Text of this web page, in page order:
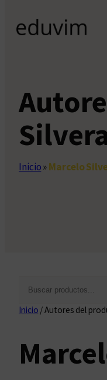
Inicio»Marcelo
s
a
Inicio / Autores del